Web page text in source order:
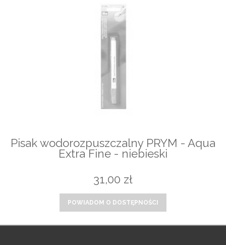
Pisak wodorozpuszczalny PRYM - Aqua
Extra Fine - niebieski
31,00 zł
POWIADOM O DOSTĘPNOŚCI